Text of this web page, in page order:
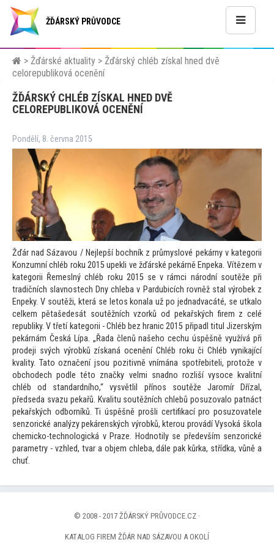
ŽĎÁRSKÝ PRŮVODCE
> Žďárské aktuality > Žďárský chléb získal hned dvě
celorepubliková ocenění
ŽĎÁRSKÝ CHLÉB ZÍSKAL HNED DVĚ
CELOREPUBLIKOVÁ OCENĚNÍ
Pondělí, 8. června 2015
Žďár nad Sázavou / Nejlepší bochník z průmyslové pekárny v kategorii
Konzumní chléb roku 2015 upekli ve žďárské pekárně Enpeka. Vítězem v
kategorii Řemeslný chléb roku 2015 se v rámci národní soutěže při
tradičních slavnostech Dny chleba v Pardubicích rovněž stal výrobek z
Enpeky. V soutěži, která se letos konala už po jednadvacáté, se utkalo
celkem pětašedesát soutěžních vzorků od pekařských firem z celé
republiky. V třetí kategorii - Chléb bez hranic 2015 připadl titul Jizerským
pekárnám Česká Lípa. „Řada členů našeho cechu úspěšně využívá při
prodeji svých výrobků získaná ocenění Chléb roku či Chléb vynikající
kvality. Tato označení jsou pozitivně vnímána spotřebiteli, protože v
obchodech podle této značky velmi snadno rozliší vysoce kvalitní
chléb od standardního,“ vysvětlil přínos soutěže Jaromír Dřízal,
předseda svazu pekařů. Kvalitu soutěžních chlebů posuzovalo patnáct
pekařských odborníků. Ti úspěšně prošli certifikací pro posuzovatele
senzorické analýzy pekárenských výrobků, kterou provádí Vysoká škola
chemicko-technologická v Praze. Hodnotily se především senzorické
parametry - vzhled, tvar a objem chleba, dále pak kůrka, střídka, vůně a
chuť.
© 2008 - 2017 ŽĎÁRSKÝ PRŮVODCE.CZ ·
KATALOG FIREM ŽĎÁR NAD SÁZAVOU A OKOLÍ